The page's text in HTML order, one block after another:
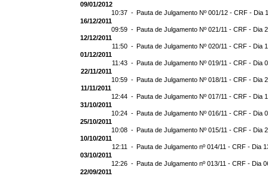
09/01/2012
10:37 - Pauta de Julgamento Nº 001/12 - CRF - Dia
16/12/2011
09:59 - Pauta de Julgamento Nº 021/11 - CRF - Dia
12/12/2011
11:50 - Pauta de Julgamento Nº 020/11 - CRF - Dia
01/12/2011
11:43 - Pauta de Julgamento Nº 019/11 - CRF - Dia
22/11/2011
10:59 - Pauta de Julgamento Nº 018/11 - CRF - Dia
11/11/2011
12:44 - Pauta de Julgamento Nº 017/11 - CRF - Dia
31/10/2011
10:24 - Pauta de Julgamento Nº 016/11 - CRF - Dia
25/10/2011
10:08 - Pauta de Julgamento Nº 015/11 - CRF - Dia
10/10/2011
12:11 - Pauta de Julgamento nº 014/11 - CRF - Dia
03/10/2011
12:26 - Pauta de Julgamento nº 013/11 - CRF - Dia
22/09/2011